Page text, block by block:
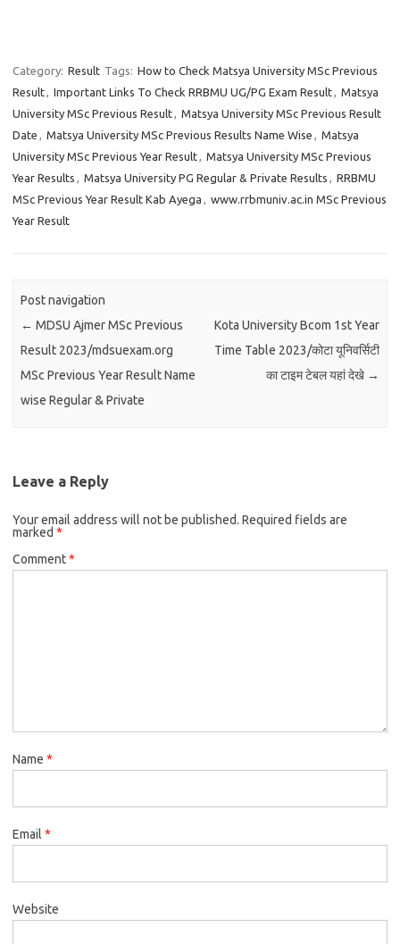
Category: Result Tags: How to Check Matsya University MSc Previous
Result, Important Links To Check RRBMU UG/PG Exam Result, Matsya
University MSc Previous Result, Matsya University MSc Previous Result
Date , Matsya University MSc Previous Results Name Wise , Matsya
University MSc Previous Year Result, Matsya University MSc Previous
Year Results , Matsya University PG Regular & Private Results , RRBMU
MSc Previous Year Result Kab Ayega , www.rrbmuniv.ac.in MSc Previous
Year Result
Post navigation
← MDSU Ajmer MSc Previous
Result 2023/mdsuexam.org
MSc Previous Year Result Name
wise Regular & Private
Kota University Bcom 1st Year
Time Table 2023/कोटा यूनिवर्सिटी
का टाइम टेबल यहां देखे →
Leave a Reply
Your email address will not be published. Required fields are
marked *
Comment*
Name *
Email *
Website